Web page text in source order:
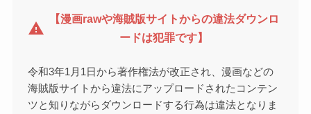
warning
【漫画rawや海賊版サイトからの違法ダウンロ
ードは犯罪です】
令和3年1月1日から著作権法が改正され、漫画などの
海賊版サイトから違法にアップロードされたコンテン
ツと知りながらダウンロードする行為は違法となりま